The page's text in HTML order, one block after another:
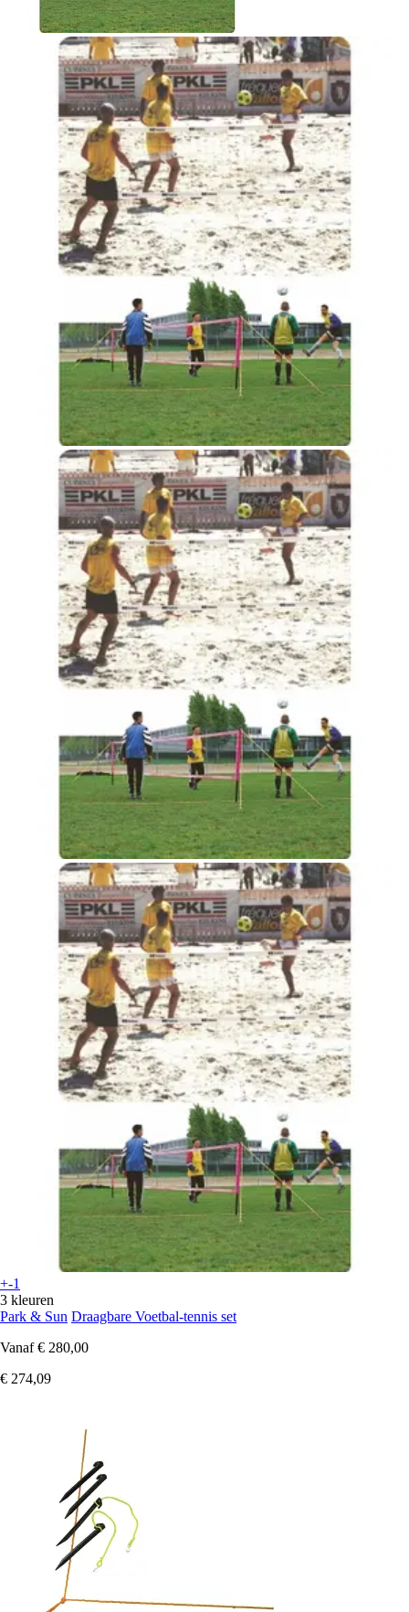
+-1
3 kleuren
Park & Sun Draagbare Voetbal-tennis set
Vanaf € 280,00
€ 274,09